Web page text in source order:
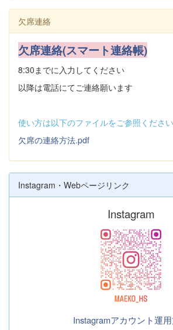
欠席連絡
欠席連絡(スマート連絡帳)
8:30までに入力してください
以降は電話にてご連絡願います
使い方は以下のファイルをご参照ください
欠席の連絡方法.pdf
Instagram・Webページリンク
Instagram
Instagramアカウント運